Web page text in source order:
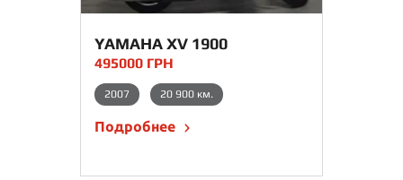
YAMAHA XV 1900
495000 ГРН
2007 20 900 км.
Подробнее